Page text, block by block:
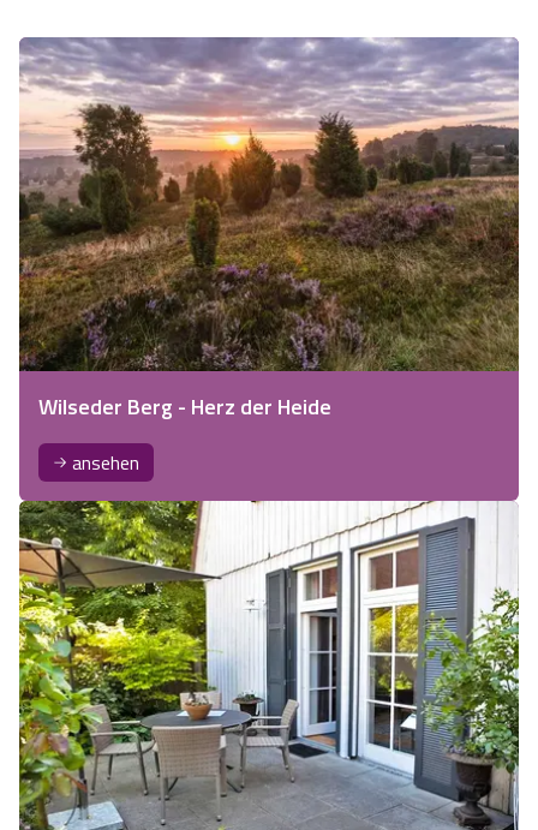
Wilseder Berg - Herz der Heide
ansehen